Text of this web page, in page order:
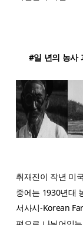
#일 년의 농사
취재진이 작년 미
중에는 1930년대
서사시-Korean